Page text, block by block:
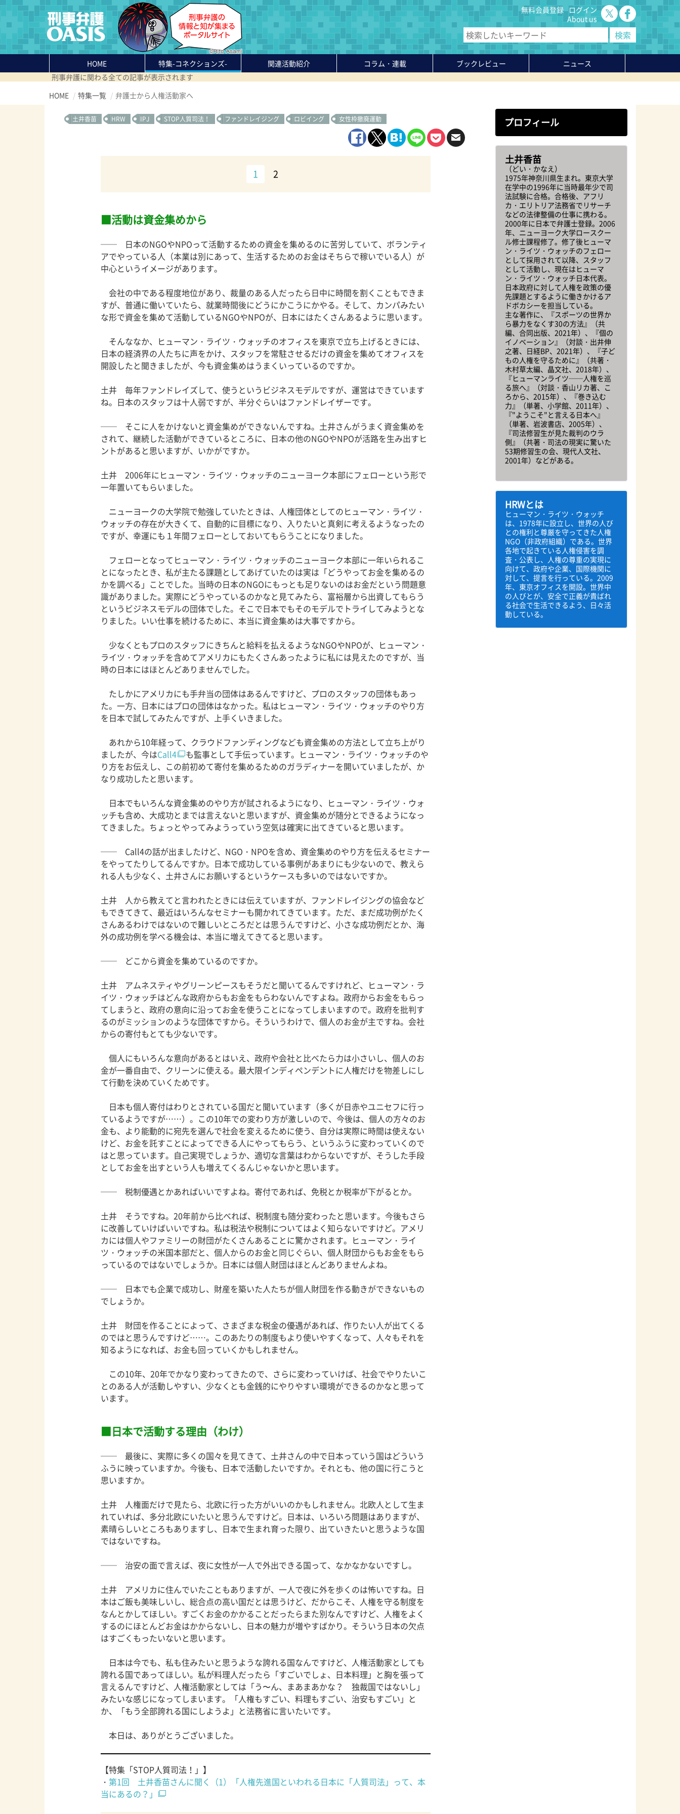
無料会員登録 ログイン
About us
HOME 特集-コネクションズ- 関連活動紹介 コラム・連載 ブックレビュー
ニュース
刑事弁護に関わる全ての記事が表示されます
HOME
特集一覧 弁護士から人権活動家へ
土井香苗 HRW IPJ STOP人質司法！ ファンドレイジング ロビイング 女性枠撤廃運動
1 2
活動は資金集めから
── 日本のNGOやNPOって活動するための資金を集めるのに苦労していて、ボランティ
アでやっている人（本業は別にあって、生活するためのお金はそちらで稼いでいる人）が
中心というイメージがあります。
会社の中である程度地位があり、裁量のある人だったら日中に時間を割くこともできま
すが、普通に働いていたら、就業時間後にどうにかこうにかやる。そして、カンパみたい
な形で資金を集めて活動しているNGOやNPOが、日本にはたくさんあるように思います。
そんななか、ヒューマン・ライツ・ウォッチのオフィスを東京で立ち上げるときには、
日本の経済界の人たちに声をかけ、スタッフを常駐させるだけの資金を集めてオフィスを
開設したと聞きましたが、今も資金集めはうまくいっているのですか。
土井 毎年ファンドレイズして、使うというビジネスモデルですが、運営はできています
ね。日本のスタッフは十人弱ですが、半分ぐらいはファンドレイザーです。
── そこに人をかけないと資金集めができないんですね。土井さんがうまく資金集めを
されて、継続した活動ができているところに、日本の他のNGOやNPOが活路を生み出すヒ
ントがあると思いますが、いかがですか。
土井 2006年にヒューマン・ライツ・ウォッチのニューヨーク本部にフェローという形で
一年置いてもらいました。
ニューヨークの大学院で勉強していたときは、人権団体としてのヒューマン・ライツ・
ウォッチの存在が大きくて、自動的に目標になり、入りたいと真剣に考えるようなったの
ですが、幸運にも１年間フェローとしておいてもらうことになりました。
フェローとなってヒューマン・ライツ・ウォッチのニューヨーク本部に一年いられるこ
とになったとき、私が主たる課題としてあげていたのは実は「どうやってお金を集めるの
かを調べる」ことでした。当時の日本のNGOにもっとも足りないのはお金だという問題意
識がありました。実際にどうやっているのかなと見てみたら、富裕層から出資してもらう
というビジネスモデルの団体でした。そこで日本でもそのモデルでトライしてみようとな
りました。いい仕事を続けるために、本当に資金集めは大事ですから。
少なくともプロのスタッフにきちんと給料を払えるようなNGOやNPOが、ヒューマン・
ライツ・ウォッチを含めてアメリカにもたくさんあったように私には見えたのですが、当
時の日本にはほとんどありませんでした。
たしかにアメリカにも手弁当の団体はあるんですけど、プロのスタッフの団体もあっ
た。一方、日本にはプロの団体はなかった。私はヒューマン・ライツ・ウォッチのやり方
を日本で試してみたんですが、上手くいきました。
あれから10年経って、クラウドファンディングなども資金集めの方法として立ち上がり
ましたが、今はCall4
も監事として手伝っています。ヒューマン・ライツ・ウォッチのや
り方をお伝えし、この前初めて寄付を集めるためのガラディナーを開いていましたが、か
なり成功したと思います。
日本でもいろんな資金集めのやり方が試されるようになり、ヒューマン・ライツ・ウォ
ッチも含め、大成功とまでは言えないと思いますが、資金集めが随分とできるようになっ
てきました。ちょっとやってみようっていう空気は確実に出てきていると思います。
── Call4の話が出ましたけど、NGO・NPOを含め、資金集めのやり方を伝えるセミナー
をやってたりしてるんですか。日本で成功している事例があまりにも少ないので、教えら
れる人も少なく、土井さんにお願いするというケースも多いのではないですか。
土井 人から教えてと言われたときには伝えていますが、ファンドレイジングの協会など
もできてきて、最近はいろんなセミナーも開かれてきています。ただ、まだ成功例がたく
さんあるわけではないので難しいところだとは思うんですけど、小さな成功例だとか、海
外の成功例を学べる機会は、本当に増えてきてると思います。
── どこから資金を集めているのですか。
土井 アムネスティやグリーンピースもそうだと聞いてるんですけれど、ヒューマン・ラ
イツ・ウォッチはどんな政府からもお金をもらわないんですよね。政府からお金をもらっ
てしまうと、政府の意向に沿ってお金を使うことになってしまいますので。政府を批判す
るのがミッションのような団体ですから。そういうわけで、個人のお金が主ですね。会社
からの寄付もとても少ないです。
個人にもいろんな意向があるとはいえ、政府や会社と比べたら力は小さいし、個人のお
金が一番自由で、クリーンに使える。最大限インディペンデントに人権だけを物差しにし
て行動を決めていくためです。
日本も個人寄付はわりとされている国だと聞いています（多くが日赤やユニセフに行っ
ているようですが……）。この10年での変わり方が激しいので、今後は、個人の方々のお
金も、より能動的に宛先を選んで社会を変えるために使う、自分は実際に時間は使えない
けど、お金を託すことによってできる人にやってもらう、というふうに変わっていくので
はと思っています。自己実現でしょうか、適切な言葉はわからないですが、そうした手段
としてお金を出すという人も増えてくるんじゃないかと思います。
── 税制優遇とかあればいいですよね。寄付であれば、免税とか税率が下がるとか。
土井 そうですね。20年前から比べれば、税制度も随分変わったと思います。今後もさら
に改善していけばいいですね。私は税法や税制についてはよく知らないですけど。アメリ
カには個人やファミリーの財団がたくさんあることに驚かされます。ヒューマン・ライ
ツ・ウォッチの米国本部だと、個人からのお金と同じぐらい、個人財団からもお金をもら
っているのではないでしょうか。日本には個人財団はほとんどありませんよね。
── 日本でも企業で成功し、財産を築いた人たちが個人財団を作る動きができないもの
でしょうか。
土井 財団を作ることによって、さまざまな税金の優遇があれば、作りたい人が出てくる
のではと思うんですけど……。このあたりの制度もより使いやすくなって、人々もそれを
知るようになれば、お金も回っていくかもしれません。
この10年、20年でかなり変わってきたので、さらに変わっていけば、社会でやりたいこ
とのある人が活動しやすい、少なくとも金銭的にやりやすい環境ができるのかなと思って
います。
日本で活動する理由（わけ）
── 最後に、実際に多くの国々を見てきて、土井さんの中で日本っていう国はどういう
ふうに映っていますか。今後も、日本で活動したいですか。それとも、他の国に行こうと
思いますか。
土井 人権面だけで見たら、北欧に行った方がいいのかもしれません。北欧人として生ま
れていれば、多分北欧にいたいと思うんですけど。日本は、いろいろ問題はありますが、
素晴らしいところもありますし、日本で生まれ育った限り、出ていきたいと思うような国
ではないですね。
── 治安の面で言えば、夜に女性が一人で外出できる国って、なかなかないですし。
土井 アメリカに住んでいたこともありますが、一人で夜に外を歩くのは怖いですね。日
本はご飯も美味しいし、総合点の高い国だとは思うけど、だからこそ、人権を守る制度を
なんとかしてほしい。すごくお金のかかることだったらまた別なんですけど、人権をよく
するのにほとんどお金はかからないし、日本の魅力が増やすばかり。そういう日本の欠点
はすごくもったいないと思います。
日本は今でも、私も住みたいと思うような誇れる国なんですけど、人権活動家としても
誇れる国であってほしい。私が料理人だったら「すごいでしょ、日本料理」と胸を張って
言えるんですけど、人権活動家としては「う〜ん、まあまあかな？ 独裁国ではないし」
みたいな感じになってしまいます。「人権もすごい、料理もすごい、治安もすごい」と
か、「もう全部誇れる国にしようよ」と法務省に言いたいです。
本日は、ありがとうございました。
【特集「STOP人質司法！」】
・第1回 土井香苗さんに聞く（1）「人権先進国といわれる日本に「人質司法」って、本
当にあるの？」
プロフィール
土井香苗
（どい・かなえ）
1975年神奈川県生まれ。東京大学
在学中の1996年に当時最年少で司
法試験に合格。合格後、アフリ
カ・エリトリア法務省でリサーチ
などの法律整備の仕事に携わる。
2000年に日本で弁護士登録。2006
年、ニューヨーク大学ロースクー
ル修士課程修了。修了後ヒューマ
ン・ライツ・ウォッチのフェロー
として採用されて以降、スタッフ
として活動し、現在はヒューマ
ン・ライツ・ウォッチ日本代表。
日本政府に対して人権を政策の優
先課題とするように働きかけるア
ドボカシーを担当している。
主な著作に、『スポーツの世界か
ら暴力をなくす30の方法』（共
編、合同出版、2021年）、『個の
イノベーション』（対談・出井伸
之著、日経BP、2021年）、『子ど
もの人権を守るために』（共著・
木村草太編、晶文社、2018年）、
『ヒューマンライツ──人権を巡
る旅へ』（対談・香山リカ著、こ
ろから、2015年）、『巻き込む
力』（単著、小学館、2011年）、
『"ようこそ"と言える日本へ』
（単著、岩波書店、2005年）、
『司法修習生が見た裁判のウラ
側』（共著・司法の現実に驚いた
53期修習生の会、現代人文社、
2001年）などがある。
HRWとは
ヒューマン・ライツ・ウォッチ
は、1978年に設立し、世界の人び
との権利と尊厳を守ってきた人権
NGO（非政府組織）である。世界
各地で起きている人権侵害を調
査・公表し、人権の尊重の実現に
向けて、政府や企業、国際機関に
対して、提言を行っている。2009
年、東京オフィスを開設。世界中
の人びとが、安全で正義が貴ばれ
る社会で生活できるよう、日々活
動している。